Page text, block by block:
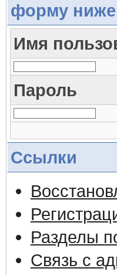
форму
Имя
Пароль
Ссылки
Разделы
Связь с